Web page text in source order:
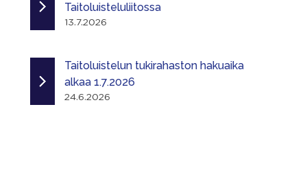
Taitoluisteluliitossa
13.7.2026
Taitoluistelun tukirahaston hakuaika
alkaa 1.7.2026
24.6.2026